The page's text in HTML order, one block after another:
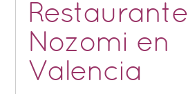
Restaurante
Nozomi en
Valencia